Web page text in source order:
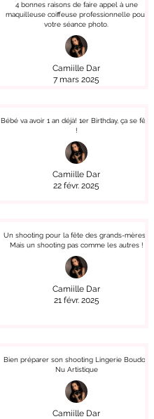
4 bonnes raisons de faire appel à une
maquilleuse coiffeuse professionnelle pour
votre séance photo.
Camiille Dar
7 mars 2025
Bébé va avoir 1 an déjà! 1er Birthday, ça se fête
!
Camiille Dar
22 févr. 2025
Un shooting pour la fête des grands-mères !
Mais un shooting pas comme les autres !
Camiille Dar
21 févr. 2025
Bien préparer son shooting Lingerie Boudoir
Nu Artistique
Camiille Dar